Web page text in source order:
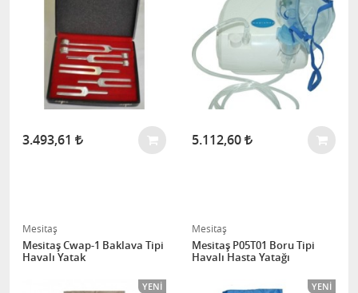
3.493,61 5.112,60
Mesitaş
Mesitaş Cwap-1 Baklava Tipi
Havalı Yatak
YENI
Mesitaş
Mesitaş P05T01 Boru Tipi
Havalı Hasta Yatağı
YENI